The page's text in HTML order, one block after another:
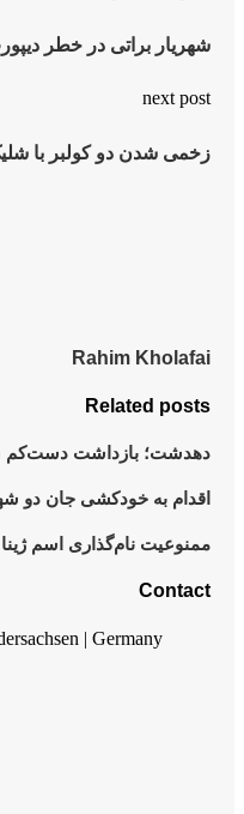
شهریار براتی در خطر
next post
زخمی شدن دو کولبر با
Rahim Kholafai
Related posts
دهدشت؛ بازداشت
اقدام به خودکشی جان دو
ممنوعیت نام‌گذاری اسم
Contact
| Germany